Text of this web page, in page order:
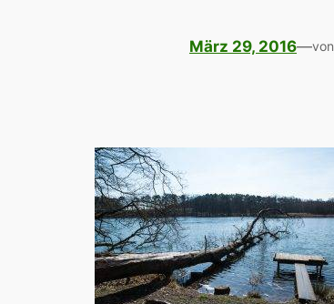
März 29, 2016—von